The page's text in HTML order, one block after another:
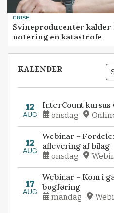
GRISE
Svineproducenter kalder
notering en katastrofe
KALENDER
12
AUG
InterCount kursus
onsdag
12
AUG
Webinar –
aflevering af bilag
onsdag
17
AUG
Webinar – Kom i
bogføring
mandag